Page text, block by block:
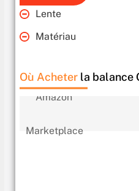
Lente
Matériau
Où Acheter la balance